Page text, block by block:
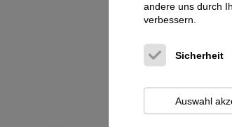
andere uns durch
verbessern.
Sicherheit
Auswahl